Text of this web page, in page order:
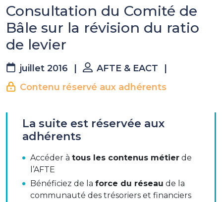
Consultation du Comité de
Bâle sur la révision du ratio
de levier
juillet 2016 AFTE & EACT
Contenu réservé aux adhérents
Dans le cadre de la consultation du Comité de Bâle
sur la révision du ratio de levier, l’AFTE et l’EACT
pénaliser les opérations de cash pooling, techniques
de centralisation du cash très fréquemment utilisées
par les trésoreries d’entreprise pour une bonne
gestion court terme des liquidités.
La suite est réservée aux
adhérents
Accéder à tous les contenus métier de
l’AFTE
Bénéficiez de la force du réseau de la
communauté des trésoriers et financiers